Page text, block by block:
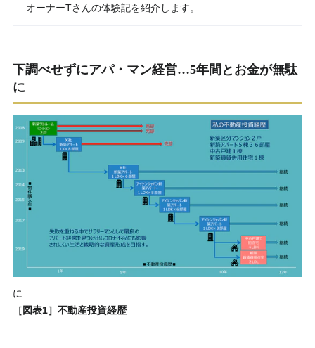
オーナーTさんの体験記を紹介します。
下調べせずにアパ・マン経営…5年間とお金が無駄
に
に
［図表1］不動産投資経歴